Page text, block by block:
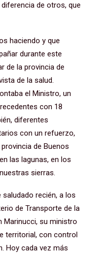
de otros, que
haciendo y que
durante este
de la provincia de
de la salud.
el Ministro, un
con 18
diferentes
con un refuerzo,
de Buenos
las lagunas, en los
sierras.
recién, a los
de Transporte de la
Marinucci, su ministro
territorial, con control
Hoy cada vez más